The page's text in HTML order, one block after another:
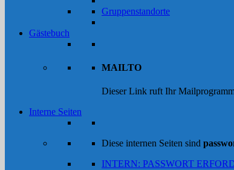
Gruppenstandorte
Gästebuch
MAILTO
Dieser Link ruft Ihr
Interne Seiten
Diese internen Seiten sind
INTERN: PASSWORT